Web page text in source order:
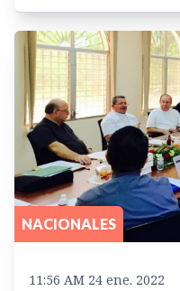
NACIONALES
11:56 AM 24 ene. 2022